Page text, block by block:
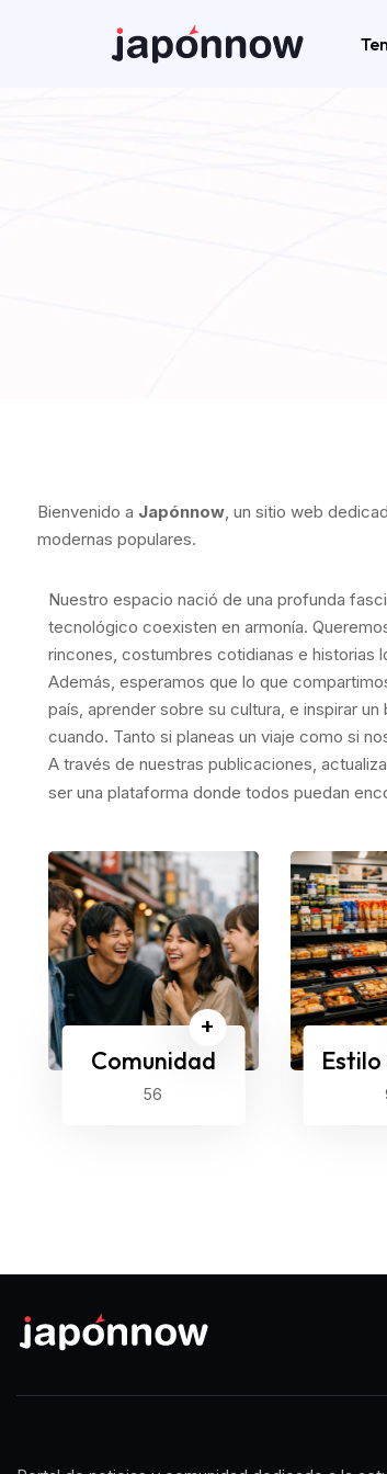
Bienvenido a Japónnow, un sitio web
modernas populares.
Nuestro espacio nació de una profunda
tecnológico coexisten en armonía.
rincones, costumbres cotidianas e historias
Además, esperamos que lo que
país, aprender sobre su cultura, e inspirar
cuando. Tanto si planeas un viaje como si
A través de nuestras publicaciones,
ser una plataforma donde todos puedan
Comunidad
56
+